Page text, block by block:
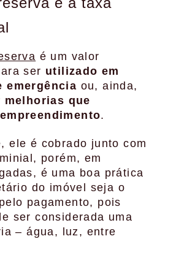
é um valor
ser utilizado em
emergência ou, ainda,
melhorias que
.
ele é cobrado junto com
porém, em
é uma boa prática
do imóvel seja o
pagamento, pois
ser considerada uma
– água, luz, entre